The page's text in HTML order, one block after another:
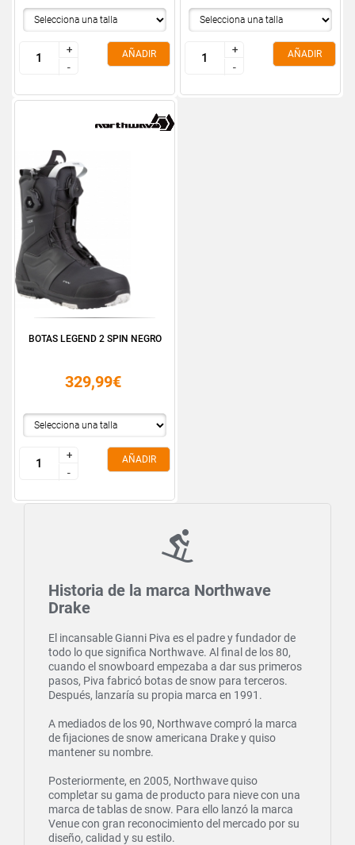
+
-
+
-
AÑADIR
+
-
+
-
AÑADIR
BOTAS LEGEND 2 SPIN NEGRO
329,99€
+
-
+
-
AÑADIR
Historia de la marca Northwave
Drake
El incansable Gianni Piva es el padre y fundador de
todo lo que significa Northwave. Al final de los 80,
cuando el snowboard empezaba a dar sus primeros
pasos, Piva fabricó botas de snow para terceros.
Después, lanzaría su propia marca en 1991.
A mediados de los 90, Northwave compró la marca
de fijaciones de snow americana Drake y quiso
mantener su nombre.
Posteriormente, en 2005, Northwave quiso
completar su gama de producto para nieve con una
marca de tablas de snow. Para ello lanzó la marca
Venue con gran reconocimiento del mercado por su
diseño, calidad y su estilo.